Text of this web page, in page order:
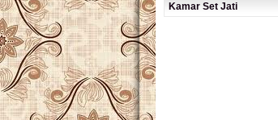
Kamar Set Jati